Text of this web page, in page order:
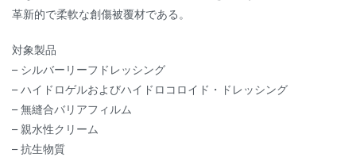
革新的で柔軟な創傷被覆材である。
対象製品
– シルバーリーフドレッシング
– ハイドロゲルおよびハイドロコロイド・ドレッシング
– 無縫合バリアフィルム
– 親水性クリーム
– 抗生物質